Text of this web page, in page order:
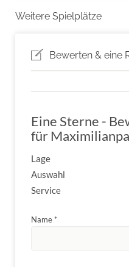
Weitere Spielplätze
Bewerten & eine
Eine Sterne -
für
Lage
Auswahl
Service
Name *